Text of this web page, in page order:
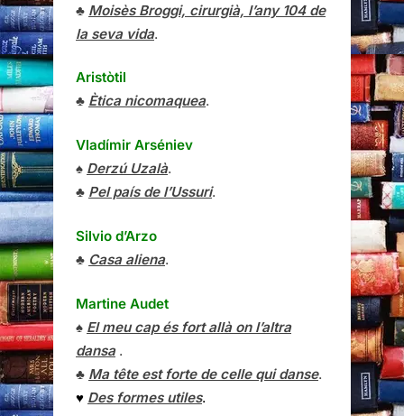
♣ Moisès Broggi, cirurgià, l’any 104 de
la seva vida.
Aristòtil
♣ Ètica nicomaquea.
Vladímir Arséniev
♠ Derzú Uzalà.
♣ Pel país de l’Ussuri.
Silvio d’Arzo
♣ Casa aliena.
Martine Audet
♠ El meu cap és fort allà on l’altra
dansa.
♣ Ma tête est forte de celle qui danse.
♥ Des formes utiles.